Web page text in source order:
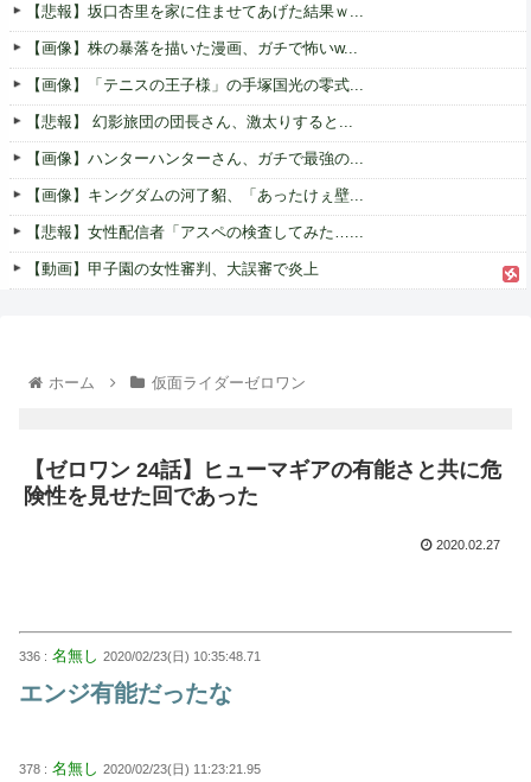
【悲報】坂口杏里を家に住ませてあげた結果ｗ...
【画像】株の暴落を描いた漫画、ガチで怖いw...
【画像】「テニスの王子様」の手塚国光の零式...
【悲報】 幻影旅団の団長さん、激太りすると...
【画像】ハンターハンターさん、ガチで最強の...
【画像】キングダムの河了貂、「あったけぇ壁...
【悲報】女性配信者「アスペの検査してみた…...
【動画】甲子園の女性審判、大誤審で炎上
ホーム 仮面ライダーゼロワン
【ゼロワン 24話】ヒューマギアの有能さと共に危
険性を見せた回であった
2020.02.27
336 : 名無し 2020/02/23(日) 10:35:48.71
エンジ有能だったな
378 : 名無し 2020/02/23(日) 11:23:21.95